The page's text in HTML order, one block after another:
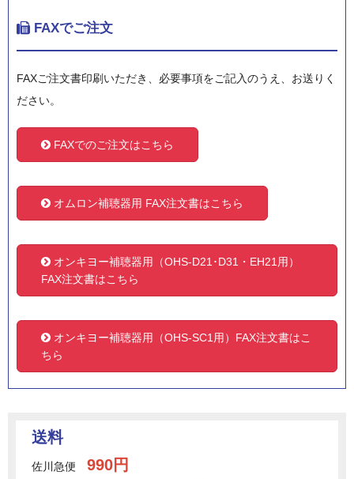
FAXでご注文
FAXご注文書印刷いただき、必要事項をご記入のうえ、お送りく
ださい。
FAXでのご注文はこちら
オムロン補聴器用 FAX注文書はこちら
オンキヨー補聴器用（OHS-D21･D31・EH21用）
FAX注文書はこちら
オンキヨー補聴器用（OHS-SC1用）FAX注文書はこ
ちら
送料
佐川急便 990円